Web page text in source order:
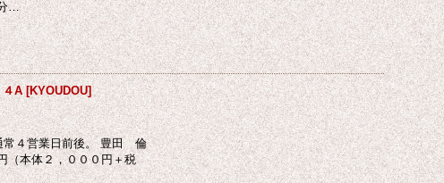
…
A [KYOUDOU]
常４営業日前後。 豊田 倫
（本体２，０００円＋税